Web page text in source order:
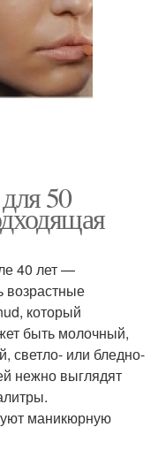
50
40 лет —
возрастные
который
быть молочный,
светло- или бледно-
нежно выглядят
маникюрную